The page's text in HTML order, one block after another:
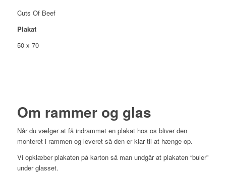
Cuts Of Beef
Plakat
50 x 70
Om rammer og glas
Når du vælger at få indrammet en plakat hos os bliver den
monteret i rammen og leveret så den er klar til at hænge op.
Vi opklæber plakaten på karton så man undgår at plakaten “buler”
under glasset.